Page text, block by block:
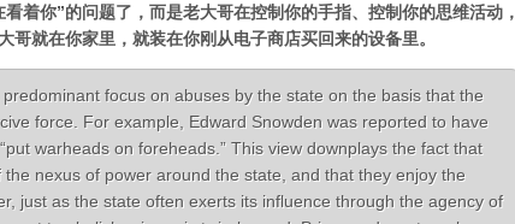
着你”的问题了，而是老大哥在控制你的手指、控制你的思维活动，
就在你家里，就装在你刚从电子商店买回来的设备里。
focus on abuses by the state on the basis that the
force. For example, Edward Snowden was reported to have
warheads on foreheads.” This view downplays the fact that
nexus of power around the state, and that they enjoy the
just as the state often exerts its influence through the agency of